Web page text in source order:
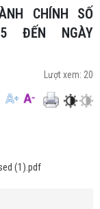
ĐẾN NGÀY
Lượt xem: 20
(1).pdf